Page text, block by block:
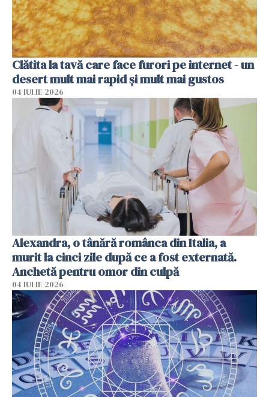
Clătita la tavă care face furori pe internet - un
desert mult mai rapid și mult mai gustos
04 IULIE 2026
Alexandra, o tânără românca din Italia, a
murit la cinci zile după ce a fost externată.
Anchetă pentru omor din culpă
04 IULIE 2026